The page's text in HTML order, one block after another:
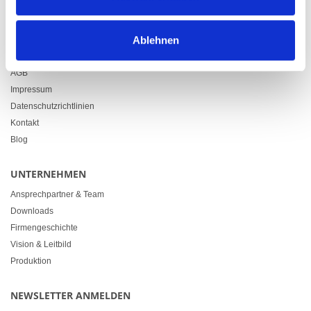
Ablehnen
Downloads
AGB
Impressum
Datenschutzrichtlinien
Kontakt
Blog
UNTERNEHMEN
Ansprechpartner & Team
Downloads
Firmengeschichte
Vision & Leitbild
Produktion
NEWSLETTER ANMELDEN